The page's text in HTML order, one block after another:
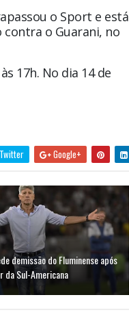
o Sport e está
o Guarani, no
17h. No dia 14 de
Twitter Google+
demissão do Fluminense após
da Sul-Americana